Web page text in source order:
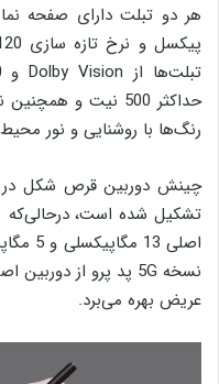
رنگ‌ها با روشنایی و نور
اصلی
عریض بهره می‌برد.